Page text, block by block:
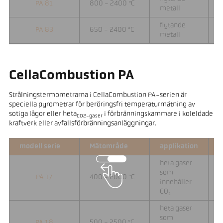
PA 81 800 - 2400 °C
metall
PA 83 650 - 2400 °C
flytande
metall
CellaCombustion PA
Strålningstermometrarna i CellaCombustion PA-serien är
speciella pyrometrar för beröringsfri temperaturmätning av
sotiga lågor eller hetaCO2-gaseri förbränningskammare i koleldade
kraftverk eller avfallsförbränningsanläggningar.
modell serie Mätområde applikation
PA 17 400 - 2000 °C
heta gaser
som
innehåller
CO₂
heta gaser
som